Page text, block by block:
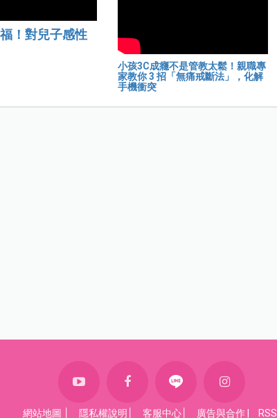
！對兒子感性
小孩3C成癮不是管教太鬆！親職專
家教你 3 招「無痛戒斷法」，化解
手機衝突
網站地圖 隱私權說明 客服中心 廣告與合作 RSS